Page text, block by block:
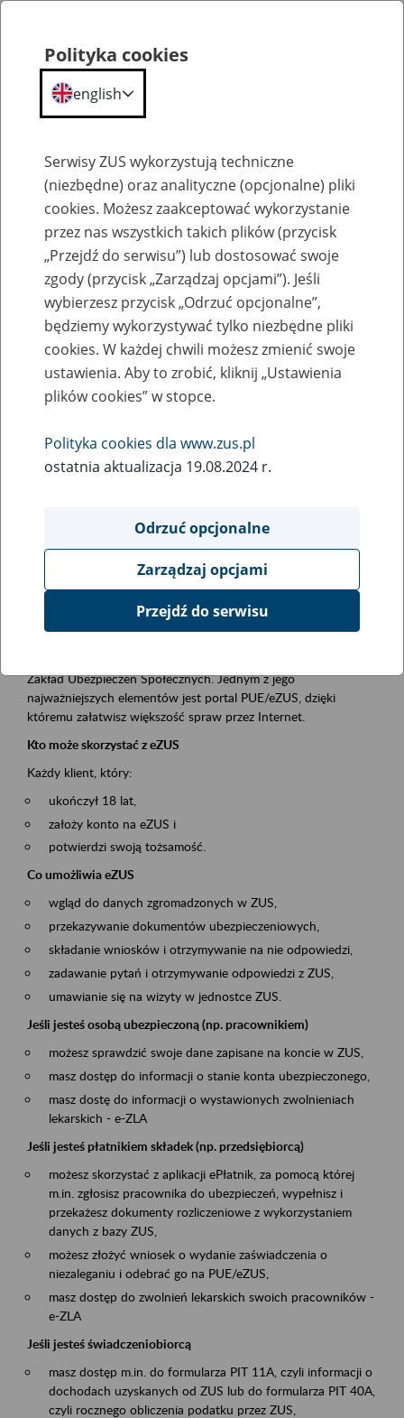
Szkolenia
Zaproś ZUS do siebie - zakładanie profili
eZUS w siedzibie Twojej firmy
Rodzaj wydarzenia
Szkolenia
obsługa klientów
Event description
Platforma Usług Elektronicznych ZUS eZUS
Zakład Ubezpieczeń Społecznych. Jednym z jego
najważniejszych elementów jest portal PUE/eZUS, dzięki
któremu załatwisz większość spraw przez Internet.
Kto może skorzystać z eZUS
Każdy klient, który:
ukończył 18 lat,
założy konto na eZUS i
potwierdzi swoją tożsamość.
Co umożliwia eZUS
wgląd do danych zgromadzonych w ZUS,
przekazywanie dokumentów ubezpieczeniowych,
składanie wniosków i otrzymywanie na nie odpowiedzi,
zadawanie pytań i otrzymywanie odpowiedzi z ZUS,
umawianie się na wizyty w jednostce ZUS.
Jeśli jesteś osobą ubezpieczoną (np. pracownikiem)
możesz sprawdzić swoje dane zapisane na koncie w ZUS,
masz dostęp do informacji o stanie konta ubezpieczonego,
masz dostę do informacji o wystawionych zwolnieniach
lekarskich - e-ZLA
Jeśli jesteś płatnikiem składek (np. przedsiębiorcą)
możesz skorzystać z aplikacji ePłatnik, za pomocą której
m.in. zgłosisz pracownika do ubezpieczeń, wypełnisz i
przekażesz dokumenty rozliczeniowe z wykorzystaniem
danych z bazy ZUS,
możesz złożyć wniosek o wydanie zaświadczenia o
niezaleganiu i odebrać go na PUE/eZUS,
masz dostęp do zwolnień lekarskich swoich pracowników -
e-ZLA
Jeśli jesteś świadczeniobiorcą
masz dostęp m.in. do formularza PIT 11A, czyli informacji o
dochodach uzyskanych od ZUS lub do formularza PIT 40A,
czyli rocznego obliczenia podatku przez ZUS,
Polityka cookies
english
Serwisy ZUS wykorzystują techniczne
(niezbędne) oraz analityczne (opcjonalne) pliki
cookies. Możesz zaakceptować wykorzystanie
przez nas wszystkich takich plików (przycisk
„Przejdź do serwisu”) lub dostosować swoje
zgody (przycisk „Zarządzaj opcjami”). Jeśli
wybierzesz przycisk „Odrzuć opcjonalne”,
będziemy wykorzystywać tylko niezbędne pliki
cookies. W każdej chwili możesz zmienić swoje
ustawienia. Aby to zrobić, kliknij „Ustawienia
plików cookies” w stopce.
Polityka cookies dla www.zus.pl
ostatnia aktualizacja 19.08.2024 r.
Odrzuć opcjonalne
Zarządzaj opcjami
Przejdź do serwisu